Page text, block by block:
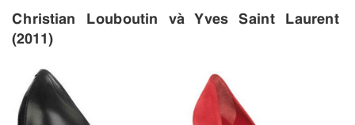
Christian Louboutin và Yves Saint Laurent
(2011)